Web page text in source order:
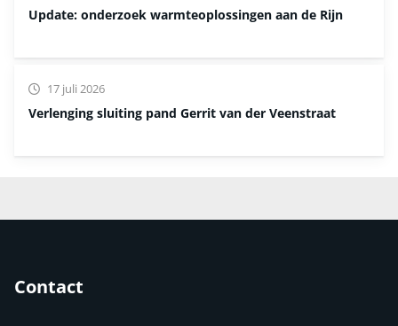
Update: onderzoek warmteoplossingen aan de Rijn
Verlenging sluiting pand Gerrit van der Veenstraat
17 juli 2026
Contact